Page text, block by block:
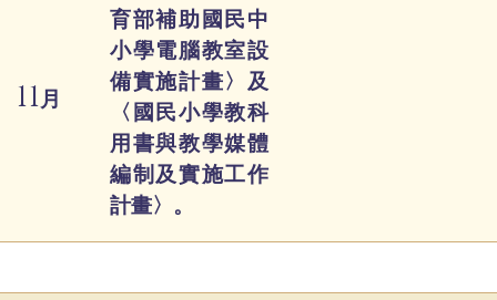
11月
育部補助國民中
小學電腦教室設
備實施計畫〉及
〈國民小學教科
用書與教學媒體
編制及實施工作
計畫〉。